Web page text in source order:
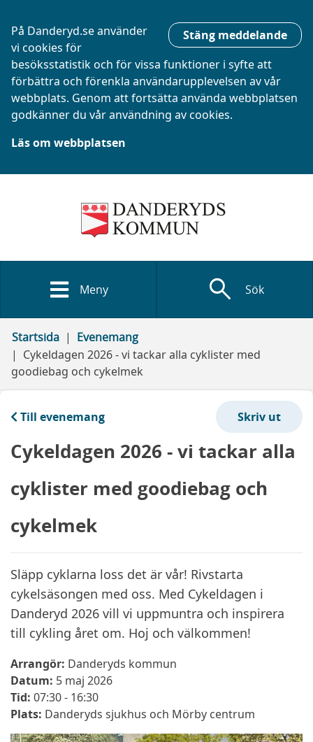
Stäng meddelande
På Danderyd.se använder
vi cookies för
besöksstatistik och för vissa funktioner i syfte att
förbättra och förenkla användarupplevelsen av vår
webbplats. Genom att fortsätta använda webbplatsen
godkänner du vår användning av cookies.
Läs om webbplatsen
Meny search Sök
Startsida
Evenemang
Cykeldagen 2026 - vi tackar alla cyklister med
goodiebag och cykelmek
Till evenemang
Cykeldagen 2026 - vi tackar alla
cyklister med goodiebag och
cykelmek
Släpp cyklarna loss det är vår! Rivstarta
cykelsäsongen med oss. Med Cykeldagen i
Danderyd 2026 vill vi uppmuntra och inspirera
till cykling året om. Hoj och välkommen!
Arrangör: Danderyds kommun
Datum: 5 maj 2026
Tid: 07:30 - 16:30
Plats: Danderyds sjukhus och Mörby centrum